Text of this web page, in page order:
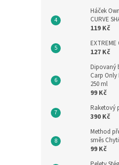
Háček
CURVE
119 Kč
127 Kč
Dipovaný
Carp Only
250 ml
99 Kč
Raketový
390 Kč
Method
směs
99 Kč